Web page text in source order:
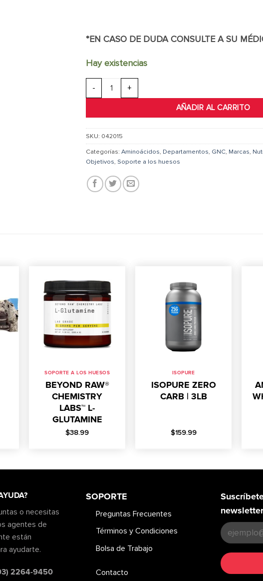
*EN CASO DE DUDA CONSULTE A SU
Hay existencias
GNC L-Glutamine 1000mg | 100CAP cantidad
AÑADIR AL CARRITO
SKU: 042015
Categorías: Aminoácidos, Departamentos, GNC, Marcas,
Objetivos, Soporte a los huesos
SOPORTE A LOS HUESOS
BEYOND RAW®
CHEMISTRY
LABS™ L-
GLUTAMINE
$38.99
ISOPURE
ISOPURE ZERO
CARB | 3LB
$159.99
o necesitas
agentes de
están
ayudarte.
2264-9450
SOPORTE
Preguntas Frecuentes
Términos y Condiciones
Bolsa de Trabajo
Contacto
newsletter